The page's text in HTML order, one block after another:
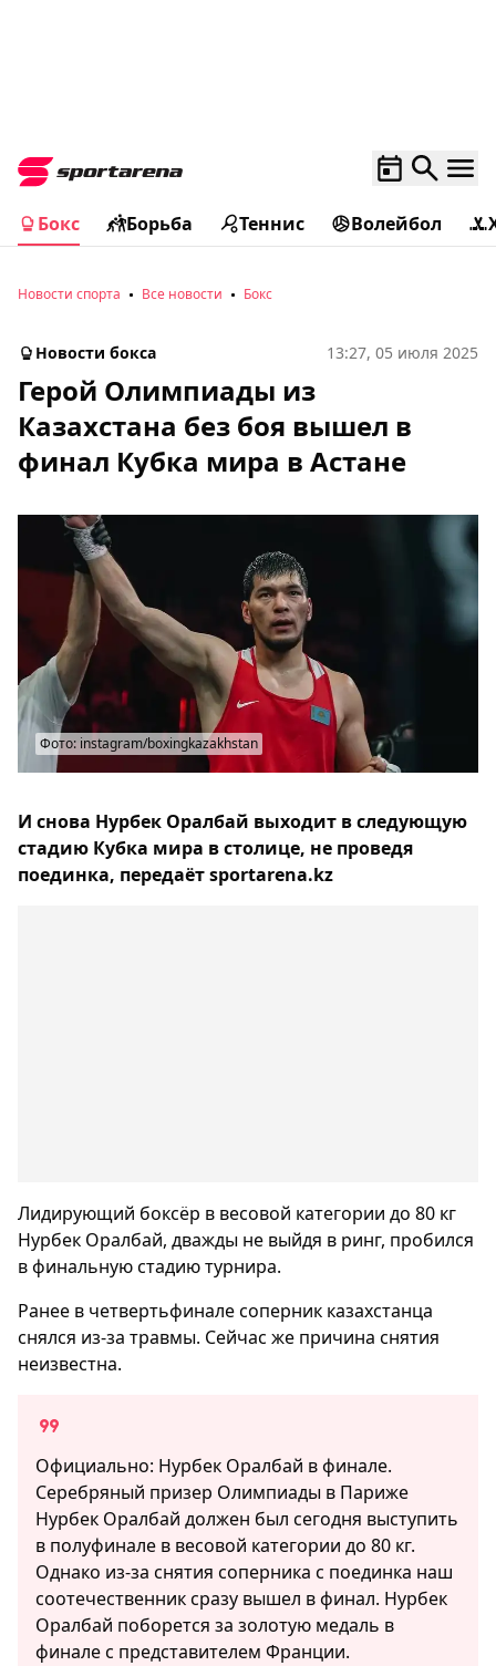
Бокс Борьба Теннис Волейбол
Новости спорта Все новости Бокс
Новости бокса 13:27, 05 июля 2025
Герой Олимпиады из
Казахстана без боя вышел в
финал Кубка мира в Астане
Фото: instagram/boxingkazakhstan
И снова Нурбек Оралбай выходит в следующую
стадию Кубка мира в столице, не проведя
поединка, передаёт sportarena.kz
Лидирующий боксёр в весовой категории до 80 кг
Нурбек Оралбай, дважды не выйдя в ринг, пробился
в финальную стадию турнира.
Ранее в четвертьфинале соперник казахстанца
снялся из-за травмы. Сейчас же причина снятия
неизвестна.
Официально: Нурбек Оралбай в финале.
Серебряный призер Олимпиады в Париже
Нурбек Оралбай должен был сегодня выступить
в полуфинале в весовой категории до 80 кг.
Однако из-за снятия соперника с поединка наш
соотечественник сразу вышел в финал. Нурбек
Оралбай поборется за золотую медаль в
финале с представителем Франции.